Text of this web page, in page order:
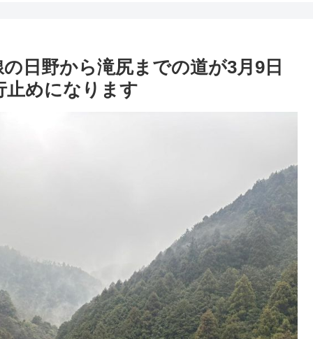
日野から滝尻までの道が3月9日
止めになります